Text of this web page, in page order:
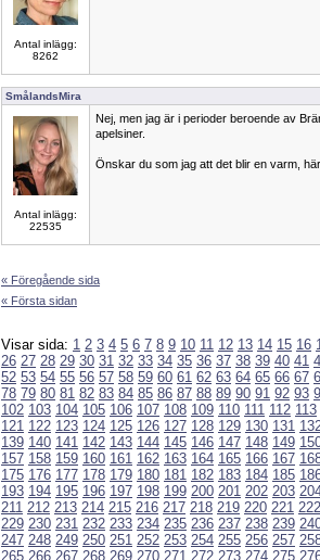
Antal inlägg:
8262
SmålandsMira
Antal inlägg:
22535
Nej, men jag är i perioder beroende av
apelsiner.
Önskar du som jag att det blir en varm,
« Föregående sida
« Första sidan
Visar sida: 1 2 3 4 5 6 7 8 9 10 11 12 13 14 15 16
26 27 28 29 30 31 32 33 34 35 36 37 38 39 40 41
52 53 54 55 56 57 58 59 60 61 62 63 64 65 66 67
78 79 80 81 82 83 84 85 86 87 88 89 90 91 92 93
102 103 104 105 106 107 108 109 110 111 112 113
121 122 123 124 125 126 127 128 129 130 131
139 140 141 142 143 144 145 146 147 148 149
157 158 159 160 161 162 163 164 165 166 167
175 176 177 178 179 180 181 182 183 184 185
193 194 195 196 197 198 199 200 201 202 203
211 212 213 214 215 216 217 218 219 220 221 222
229 230 231 232 233 234 235 236 237 238 239
247 248 249 250 251 252 253 254 255 256 257
265 266 267 268 269 270 271 272 273 274 275